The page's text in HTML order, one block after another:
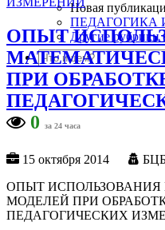
Новая
ПЕДАГОГИКА
Другие рубрики
ОПЫТ
ПРИ
0
за 24 часа
15 октября 2014
ОПЫТ
МОДЕЛЕЙ ПРИ
ПЕДАГОГИЧЕСКИХ